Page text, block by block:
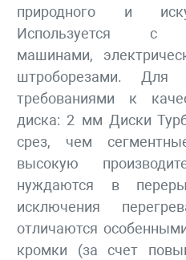
природного и
Используется с
машинами,
штроборезами.
требованиями к
диска: 2 мм Диски
срез, чем
высокую
нуждаются в
исключения
отличаются
кромки (за счет